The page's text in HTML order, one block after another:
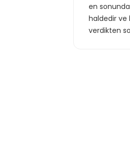
en
haldedir ve
verdikten